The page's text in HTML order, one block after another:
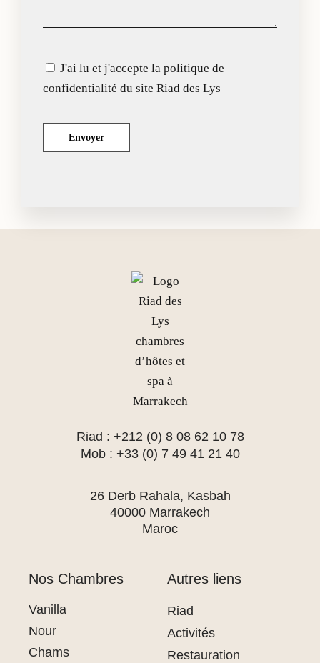
J'ai lu et j'accepte la politique de
confidentialité du site Riad des Lys
Riad : +212 (0) 8 08 62 10 78
Mob : +33 (0) 7 49 41 21 40
26 Derb Rahala, Kasbah
40000 Marrakech
Maroc
Nos Chambres
Vanilla
Nour
Chams
Autres liens
Riad
Activités
Restauration